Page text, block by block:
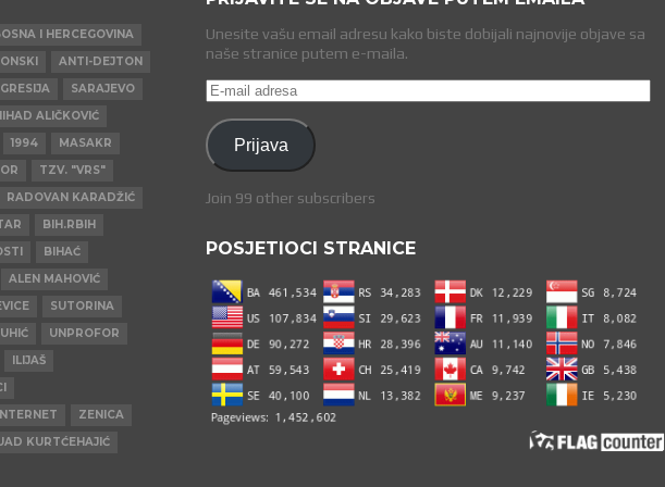
I HERCEGOVINA
ANTI-DEJTON
SARAJEVO
ALIČKOVIĆ
1994
MASAKR
TZV. "VRS"
RADOVAN KARADŽIĆ
BIH.RBIH
BIHAĆ
ALEN MAHOVIĆ
SUTORINA
UNPROFOR
ILIJAŠ
ZENICA
KURTĆEHAJIĆ
Unesite vašu email adresu kako biste dobijali najnovije objave sa
naše stranice putem e-maila.
E-
mail
adresa
Prijava
Join 99 other subscribers
POSJETIOCI STRANICE